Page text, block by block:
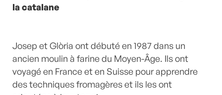
la catalane
Josep et Glòria ont débuté en 1987 dans un
ancien moulin à farine du Moyen-Âge. Ils ont
voyagé en France et en Suisse pour apprendre
des techniques fromagères et ils les ont